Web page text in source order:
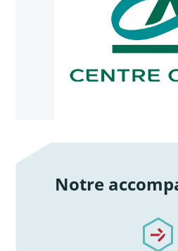
Notre
/notre-